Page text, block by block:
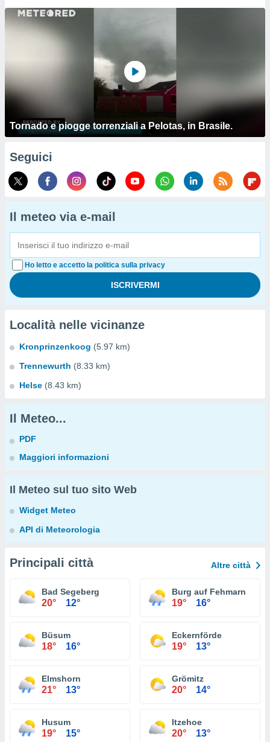
Tornado e piogge torrenziali a Pelotas, in Brasile.
Seguici
Il meteo via e-mail
Ho letto e accetto la politica sulla privacy
Località nelle vicinanze
Kronprinzenkoog (5.97 km)
Trennewurth (8.33 km)
Helse (8.43 km)
Il Meteo...
PDF
Maggiori informazioni
Il Meteo sul tuo sito Web
Widget Meteo
API di Meteorologia
Principali città Altre città
Bad Segeberg
20° 12°
Burg auf Fehmarn
19° 16°
Büsum
18° 16°
Eckernförde
19° 13°
Elmshorn
21° 13°
Grömitz
20° 14°
Husum
19° 15°
Itzehoe
20° 13°